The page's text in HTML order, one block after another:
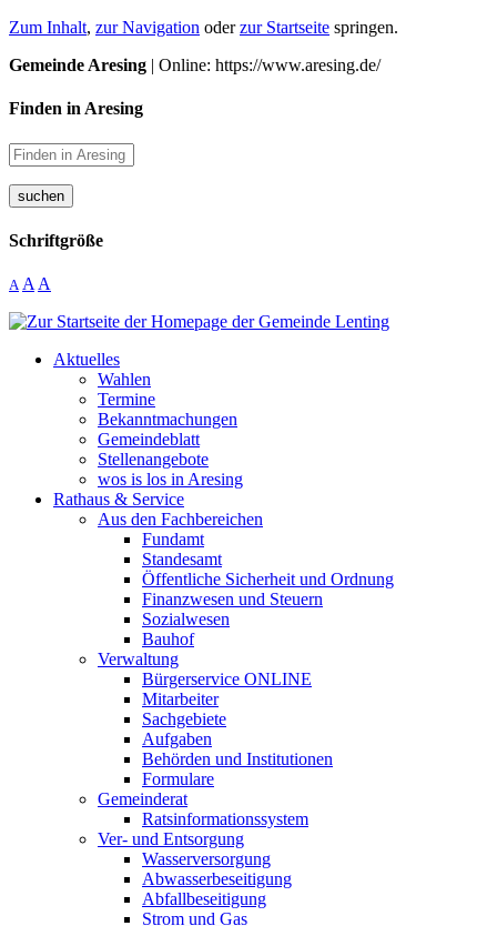
Zum Inhalt, zur Navigation oderzur Startseite springen.
Gemeinde Aresing | Online: https://www.aresing.de/
Finden in Aresing
suchen
Schriftgröße
A A A
Aktuelles
Wahlen
Termine
Bekanntmachungen
Gemeindeblatt
Stellenangebote
wos is los in Aresing
Rathaus & Service
Aus den Fachbereichen
Fundamt
Standesamt
Öffentliche Sicherheit und Ordnung
Finanzwesen und Steuern
Sozialwesen
Bauhof
Verwaltung
Bürgerservice ONLINE
Mitarbeiter
Sachgebiete
Aufgaben
Behörden und Institutionen
Formulare
Gemeinderat
Ratsinformationssystem
Ver- und Entsorgung
Wasserversorgung
Abwasserbeseitigung
Abfallbeseitigung
Strom und Gas